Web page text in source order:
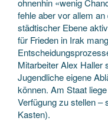
fehle aber vor allem
städtischer Ebene
für Frieden in Irak
Mitarbeiter Alex
Jugendliche eigene
können. Am Staat
Verfügung zu stellen –
Kasten).